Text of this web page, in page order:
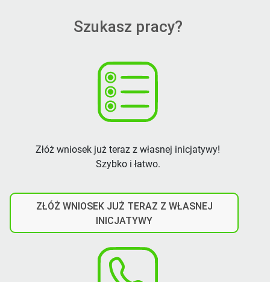
Szukasz pracy?
Złóż wniosek już teraz z własnej inicjatywy!
Szybko i łatwo.
ZŁÓŻ WNIOSEK JUŻ TERAZ Z WŁASNEJ
INICJATYWY